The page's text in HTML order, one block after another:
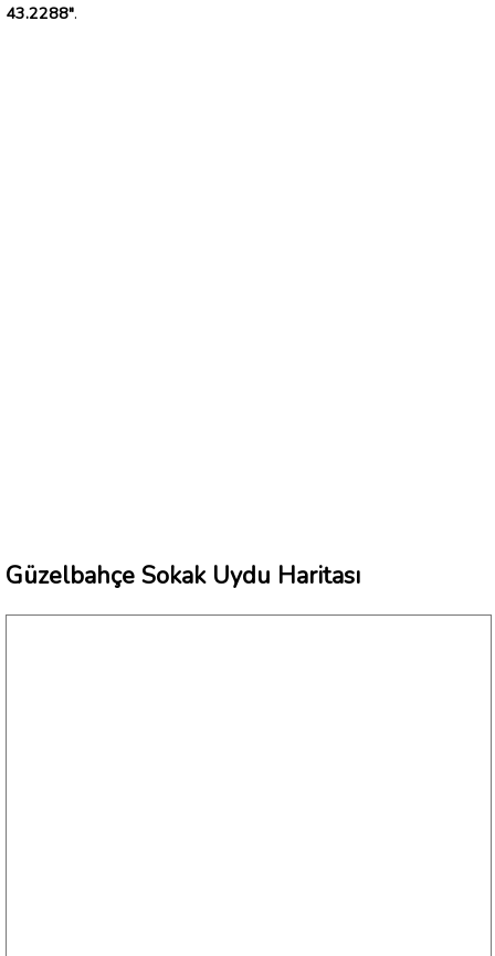
43.2288".
Güzelbahçe Sokak Uydu Haritası